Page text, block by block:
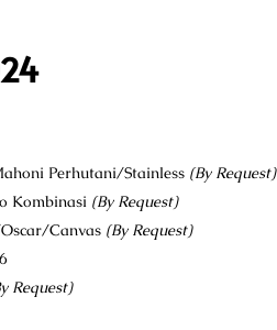
Perhutani/Stainless (By Request)
Kombinasi (By Request)
Canvas (By Request)
Request)